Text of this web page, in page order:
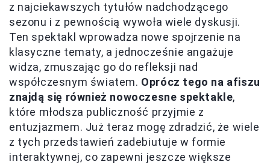
z najciekawszych tytułów nadchodzącego
sezonu i z pewnością wywoła wiele dyskusji.
Ten spektakl wprowadza nowe spojrzenie na
klasyczne tematy, a jednocześnie angażuje
widza, zmuszając go do refleksji nad
współczesnym światem. Oprócz tego na afiszu
znajdą się również nowoczesne spektakle,
które młodsza publiczność przyjmie z
entuzjazmem. Już teraz mogę zdradzić, że wiele
z tych przedstawień zadebiutuje w formie
interaktywnej, co zapewni jeszcze większe